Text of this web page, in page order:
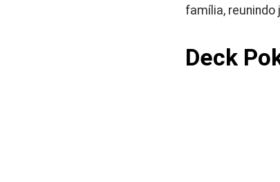
família,
Deck